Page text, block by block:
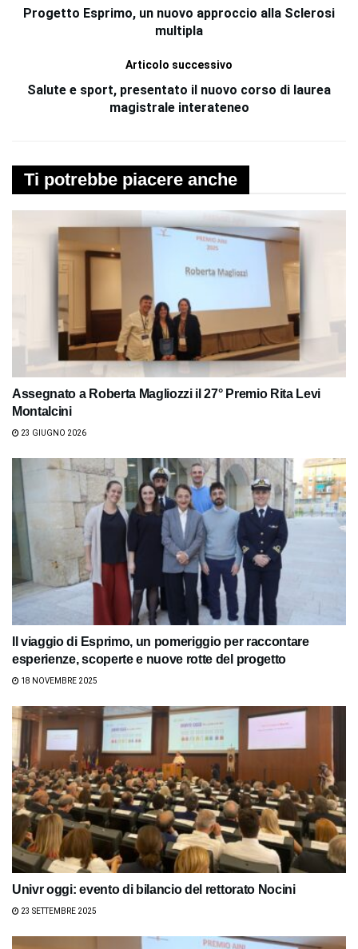
Progetto Esprimo, un nuovo approccio alla Sclerosi
multipla
Articolo successivo
Salute e sport, presentato il nuovo corso di laurea
magistrale interateneo
Ti potrebbe piacere anche
Assegnato a Roberta Magliozzi il 27° Premio Rita Levi
Montalcini
23 GIUGNO 2026
Il viaggio di Esprimo, un pomeriggio per raccontare
esperienze, scoperte e nuove rotte del progetto
18 NOVEMBRE 2025
Univr oggi: evento di bilancio del rettorato Nocini
23 SETTEMBRE 2025